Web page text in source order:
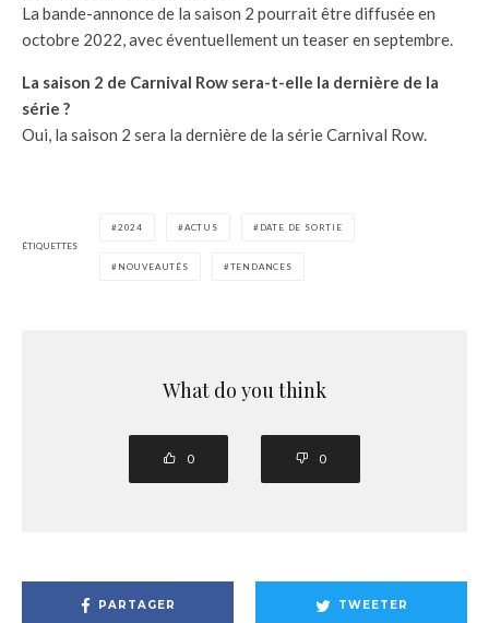
La bande-annonce de la saison 2 pourrait être diffusée en
octobre 2022, avec éventuellement un teaser en septembre.
La saison 2 de Carnival Row sera-t-elle la dernière de la
série ?
Oui, la saison 2 sera la dernière de la série Carnival Row.
ÉTIQUETTES
2024 ACTUS DATE DE SORTIE
NOUVEAUTÉS TENDANCES
What do you think
0 0
PARTAGER TWEETER